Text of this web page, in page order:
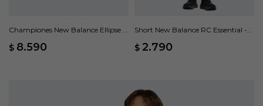
Championes New Balance Ellipse -
$ 8.590
Short New Balance RC Essential -
$ 2.790